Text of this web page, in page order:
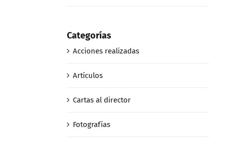
Categorías
Acciones realizadas
Artículos
Cartas al director
Fotografías